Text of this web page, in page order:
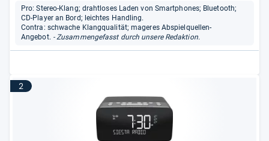
Pro: Stereo-Klang; drahtloses Laden von Smartphones; Bluetooth;
CD-Player an Bord; leichtes Handling.
Contra: schwache Klangqualität; mageres Abspielquellen-
Angebot. - Zusammengefasst durch unsere Redaktion.
2